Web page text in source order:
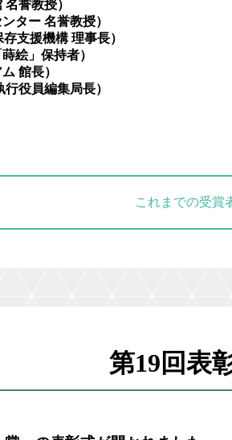
誉教授）
ター 名誉教授）
支援機構 理事長）
絵」保持者）
館長）
役員編集局長）
これまでの受賞
第19回表